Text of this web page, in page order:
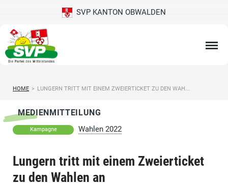
SVP KANTON OBWALDEN
HOME > LUNGERN TRITT MIT EINEM ZWEIERTICKET ZU DEN WAH...
MEDIENMITTEILUNG
Kampagne Wahlen 2022
Lungern tritt mit einem Zweierticket
zu den Wahlen an